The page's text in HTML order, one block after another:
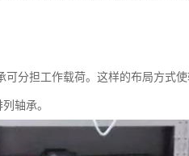
分担工作载荷。这样的布局方式
轴承。